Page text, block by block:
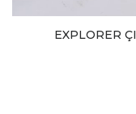
EXPLORER